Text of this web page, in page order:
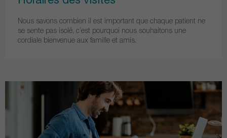
Nous savons combien il est important que chaque patient ne
se sente pas isolé, c’est pourquoi nous souhaitons une
cordiale bienvenue aux famille et amis.